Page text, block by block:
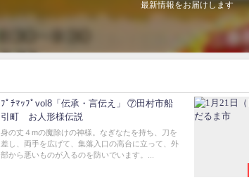
最新情報をお届けします
ﾌﾟﾁﾏｯﾌﾟvol8「伝承・言伝え」 ⑦田村市船
引町 お人形様伝説
身の丈４mの魔除けの神様。なぎなたを持ち、刀を
差し、両手を広げて、集落入口の高台に立って、外
部から悪いものが入るのを防いでいます。...